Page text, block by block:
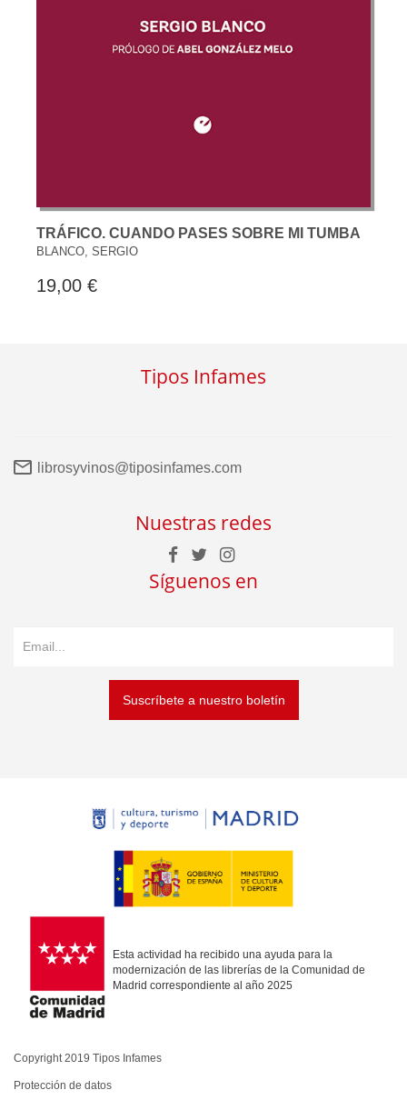
TRÁFICO. CUANDO PASES SOBRE MI TUMBA
BLANCO, SERGIO
19,00 €
Tipos Infames
librosyvinos@tiposinfames.com
Nuestras redes
Síguenos en
Suscríbete a nuestro boletín
Esta actividad ha recibido una ayuda para la
modernización de las librerías de la Comunidad de
Madrid correspondiente al año 2025
Copyright 2019 Tipos Infames
Protección de datos